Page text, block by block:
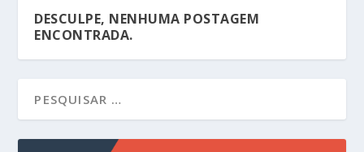
DESCULPE, NENHUMA POSTAGEM
ENCONTRADA.